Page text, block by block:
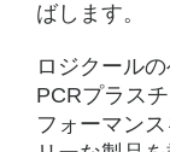
ばします。
ロジクール
PCRプラス
フォーマン